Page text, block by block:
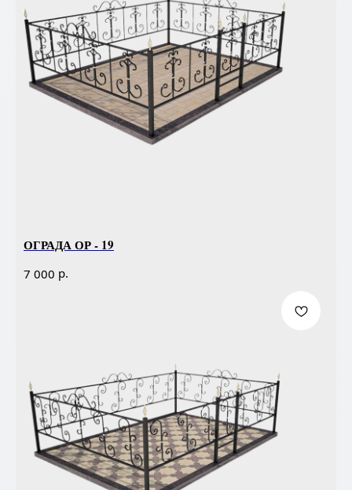
ОГРАДА ОР - 19
7 000 р.